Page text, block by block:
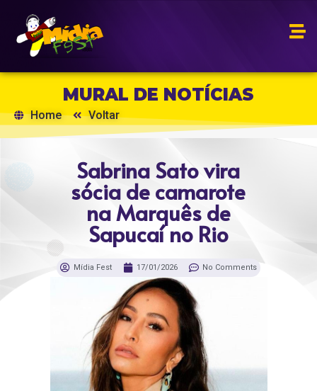
MURAL DE NOTÍCIAS
Home Voltar
Sabrina Sato vira
sócia de camarote
na Marquês de
Sapucaí no Rio
Mídia Fest 17/01/2026 No Comments